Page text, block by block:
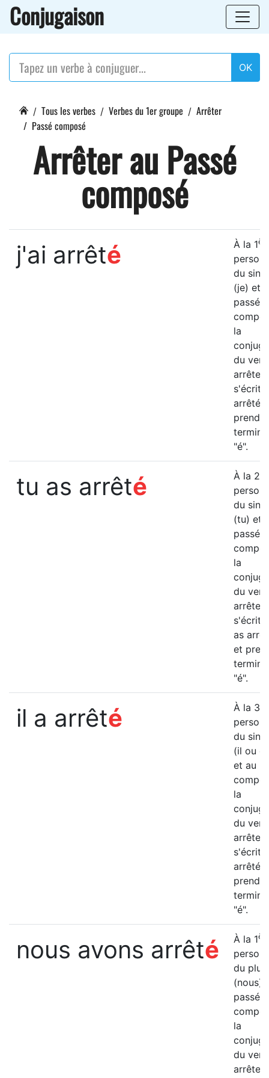
Conjugaison
OK
Tous les verbes Verbes du 1er groupe
Arrêter
Passé composé
Arrêter au Passé
composé
j'ai arrêté À la 1ère
du
(je) et
passé
la
du
arrêter
s'écrit
arrêté"
prend
"é".
tu as arrêté À la 2
du
(tu) et
passé
la
du
arrêter
s'écrit
as
et
"é".
il a arrêté À la 3
du
(il ou
et au
la
du
arrêter
s'écrit
arrêté"
prend
"é".
nous avons arrêté À la 1ère
du
(nous)
passé
la
du
arrêter